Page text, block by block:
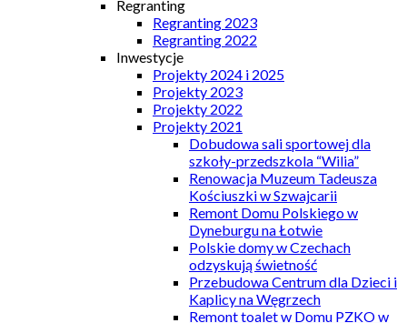
Regranting
Regranting 2023
Regranting 2022
Inwestycje
Projekty 2024 i 2025
Projekty 2023
Projekty 2022
Projekty 2021
Dobudowa sali sportowej dla
szkoły-przedszkola “Wilia”
Renowacja Muzeum Tadeusza
Kościuszki w Szwajcarii
Remont Domu Polskiego w
Dyneburgu na Łotwie
Polskie domy w Czechach
odzyskują świetność
Przebudowa Centrum dla Dzieci i
Kaplicy na Węgrzech
Remont toalet w Domu PZKO w